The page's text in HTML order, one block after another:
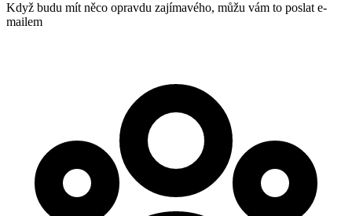
Když budu mít něco opravdu zajímavého, můžu vám to poslat e-
mailem